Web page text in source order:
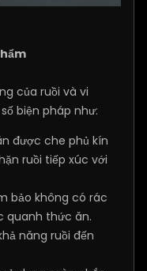
của ruồi và vi
biện pháp như:
được che phủ kín
ruồi tiếp xúc với
bảo không có rác
quanh thức ăn.
năng ruồi đến